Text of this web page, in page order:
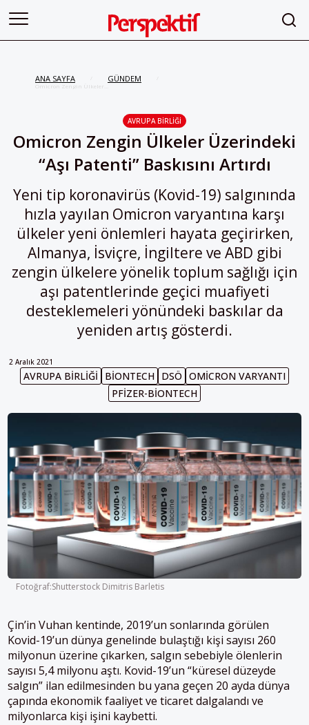
ANA SAYFA GÜNDEM
Omicron Zengin Ülkeler
Üzerindeki “Aşı Patenti” Baskısını
AVRUPA BIRLIĞI
Omicron Zengin Ülkeler Üzerindeki
“Aşı Patenti” Baskısını Artırdı
Yeni tip koronavirüs (Kovid-19) salgınında
hızla yayılan Omicron varyantına karşı
ülkeler yeni önlemleri hayata geçirirken,
Almanya, İsviçre, İngiltere ve ABD gibi
zengin ülkelere yönelik toplum sağlığı için
aşı patentlerinde geçici muafiyeti
desteklemeleri yönündeki baskılar da
yeniden artış gösterdi.
2 Aralık 2021
AVRUPA BIRLIĞI BIONTECH DSÖ OMICRON VARYANTI
PFIZER-BIONTECH
Fotoğraf:Shutterstock Dimitris Barletis
Çin’in Vuhan kentinde, 2019’un sonlarında görülen
Kovid-19’un dünya genelinde bulaştığı kişi sayısı 260
milyonun üzerine çıkarken, salgın sebebiyle ölenlerin
sayısı 5,4 milyonu aştı. Kovid-19’un “küresel düzeyde
salgın” ilan edilmesinden bu yana geçen 20 ayda dünya
çapında ekonomik faaliyet ve ticaret dalgalandı ve
milyonlarca kişi işini kaybetti.